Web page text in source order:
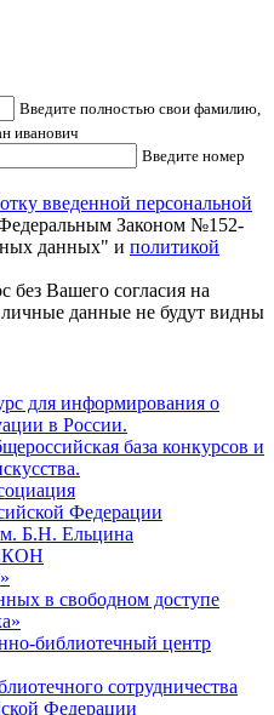
Введите полностью свои фамилию,
иванович
Введите номер
введенной персональной
Федеральным Законом №152-
данных" и политикой
без Вашего согласия на
данные не будут видны